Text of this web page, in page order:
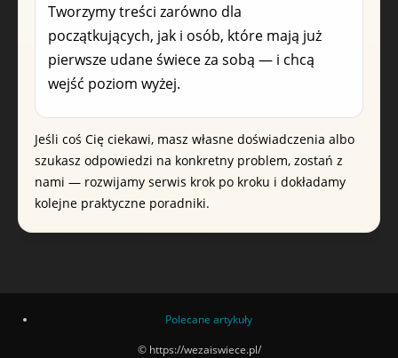
Tworzymy treści zarówno dla
początkujących, jak i osób, które mają już
pierwsze udane świece za sobą — i chcą
wejść poziom wyżej.
Jeśli coś Cię ciekawi, masz własne doświadczenia albo
szukasz odpowiedzi na konkretny problem, zostań z
nami — rozwijamy serwis krok po kroku i dokładamy
kolejne praktyczne poradniki.
Polecane artykuły
© https://wezaiswiece.pl/